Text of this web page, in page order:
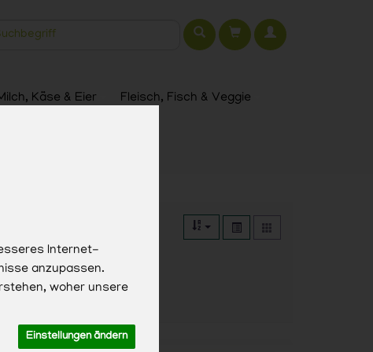
Internet-
anzupassen.
woher unsere
Einstellungen ändern
Käse & Eier Fleisch, Fisch & Veggie